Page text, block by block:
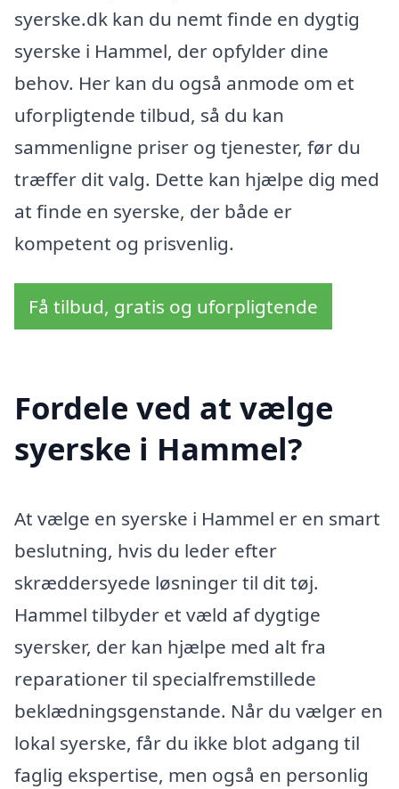
syerske.dk kan du nemt finde en dygtig
syerske i Hammel, der opfylder dine
behov. Her kan du også anmode om et
uforpligtende tilbud, så du kan
sammenligne priser og tjenester, før du
træffer dit valg. Dette kan hjælpe dig med
at finde en syerske, der både er
kompetent og prisvenlig.
Få tilbud, gratis og uforpligtende
Fordele ved at vælge
syerske i Hammel?
At vælge en syerske i Hammel er en smart
beslutning, hvis du leder efter
skræddersyede løsninger til dit tøj.
Hammel tilbyder et væld af dygtige
syersker, der kan hjælpe med alt fra
reparationer til specialfremstillede
beklædningsgenstande. Når du vælger en
lokal syerske, får du ikke blot adgang til
faglig ekspertise, men også en personlig